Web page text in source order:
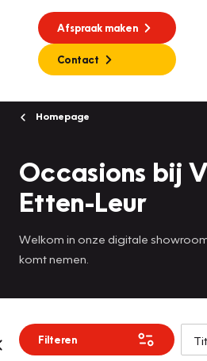
Afspraak maken
Contact
Homepage
Occasions bij
Etten-Leur
Welkom in onze digitale
komt nemen.
Filteren